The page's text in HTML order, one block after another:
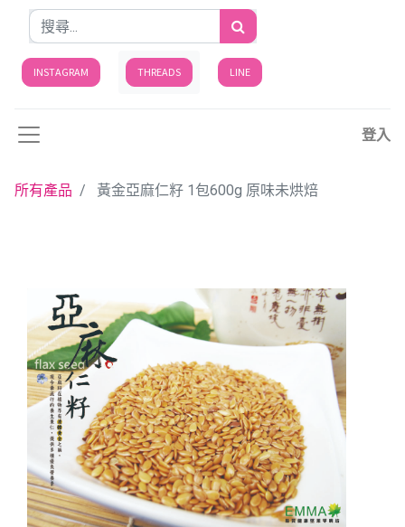
登入
INSTAGRAM THREADS LINE
所有產品 黃金亞麻仁籽 1包600g 原味未烘焙